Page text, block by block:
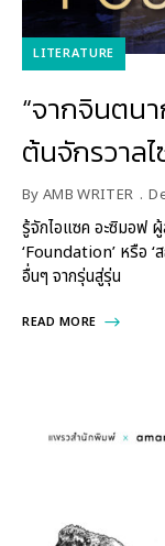
LITERATURE
“จากจินตน
ต้นจักรวาล
By AMB WRITER
รู้จักไอแซค อะซิมอฟ
‘Foundation’ หรือ ‘
อื่นๆ จากรุ่นสู่รุ่น
READ MORE